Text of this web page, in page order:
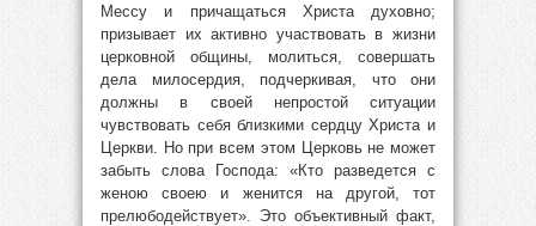
Мессу и причащаться Христа духовно;
призывает их активно участвовать в жизни
церковной общины, молиться, совершать
дела милосердия, подчеркивая, что они
должны в своей непростой ситуации
чувствовать себя близкими сердцу Христа и
Церкви. Но при всем этом Церковь не может
забыть слова Господа: «Кто разведется с
женою своею и женится на другой, тот
прелюбодействует». Это объективный факт,